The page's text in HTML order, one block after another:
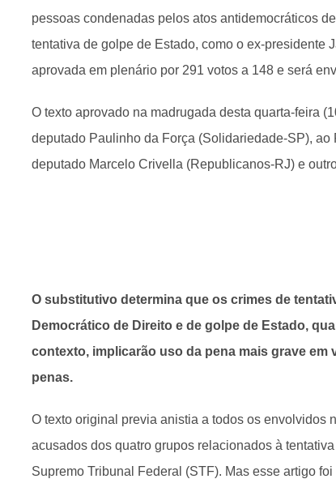
pessoas condenadas pelos atos antidemocráticos
tentativa de golpe de Estado, como o ex-presidente
aprovada em plenário por 291 votos a 148 e será
O texto aprovado na madrugada desta quarta-feira
deputado Paulinho da Força (Solidariedade-SP), ao
deputado Marcelo Crivella (Republicanos-RJ) e
O substitutivo determina que os crimes de
Democrático de Direito e de golpe de Estado,
contexto, implicarão uso da pena mais grave em
penas.
O texto original previa anistia a todos os envolvidos
acusados dos quatro grupos relacionados à
Supremo Tribunal Federal (STF). Mas esse artigo